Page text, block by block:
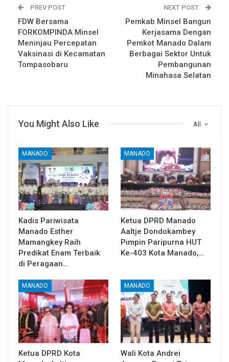
PREV POST
FDW Bersama
FORKOMPINDA Minsel
Meninjau Percepatan
Vaksinasi di Kecamatan
Tompasobaru
NEXT POST
Pemkab Minsel Bangun
Kerjasama Dengan
Pemkot Manado Dalam
Berbagai Sektor Untuk
Pembangunan
Minahasa Selatan
All
You Might Also Like
MANADO
Kadis Pariwisata
Manado Esther
Mamangkey Raih
Predikat Enam Terbaik
di Peragaan…
MANADO
Ketua DPRD Manado
Aaltje Dondokambey
Pimpin Paripurna HUT
Ke-403 Kota Manado,…
MANADO
Ketua DPRD Kota
MANADO
Wali Kota Andrei